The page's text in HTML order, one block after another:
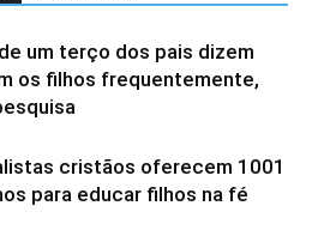
um terço dos pais dizem
os filhos frequentemente,
cristãos oferecem 1001
para educar filhos na fé